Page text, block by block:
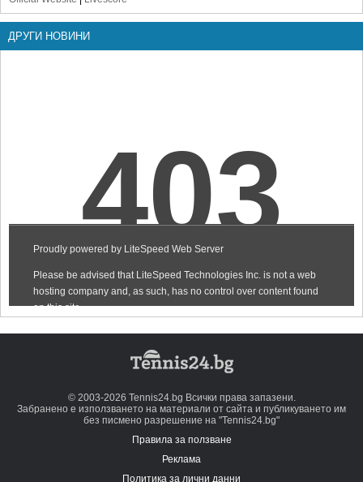
ДРУГИ НОВИНИ
© 2003-2026 Tennis24.bg Всички права запазени.
Забранено е използването на материали от сайта и публикуването им
без писмено разрешение на "Tennis24.bg"
Правила за ползване
Реклама
Политика за лични данни